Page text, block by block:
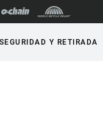
SEGURIDAD Y RETIRADA